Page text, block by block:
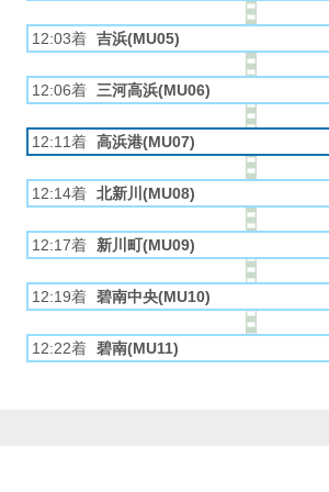
12:03着 吉浜(MU05)
12:06着 三河高浜(MU06)
12:11着 高浜港(MU07)
12:14着 北新川(MU08)
12:17着 新川町(MU09)
12:19着 碧南中央(MU10)
12:22着 碧南(MU11)